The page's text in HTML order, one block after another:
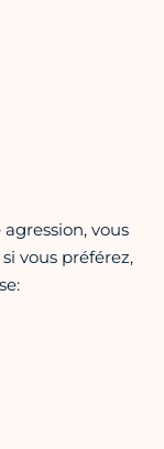
vous
vous préférez,